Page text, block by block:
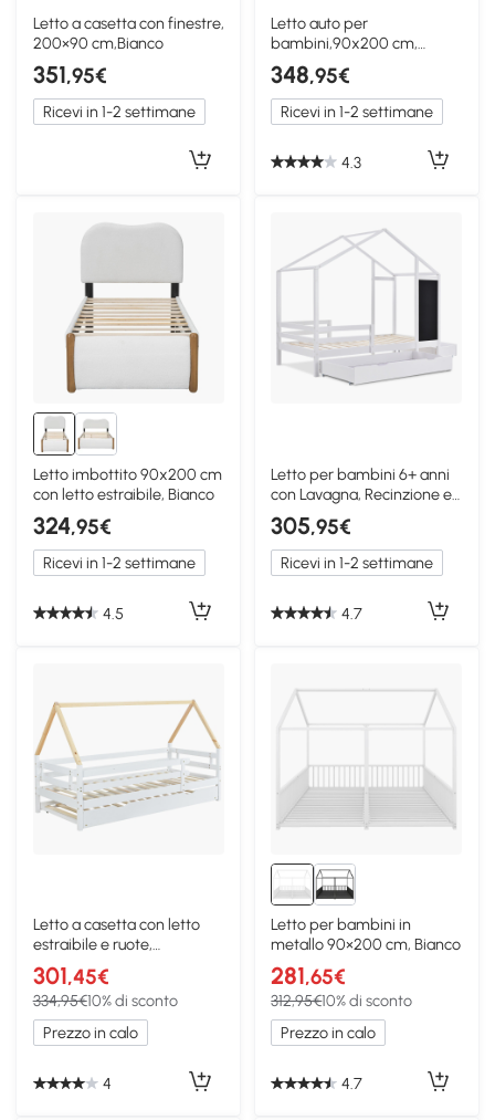
Letto a casetta con finestre,
200×90 cm,Bianco
351,95€
Ricevi in 1-2 settimane
Letto auto per
bambini,90x200 cm,
Bianco
348,95€
Ricevi in 1-2 settimane
4.3
Letto imbottito 90x200 cm
con letto estraibile, Bianco
324,95€
Ricevi in 1-2 settimane
4.5
Letto per bambini 6+ anni
con Lavagna, Recinzione e
Cassetti, 90x200 cm,
Bianco
305,95€
Ricevi in 1-2 settimane
4.7
Letto a casetta con letto
estraibile e ruote,
90x200&90x190 cm,
Bianco
301,45€
334,95€10% di sconto
Prezzo in calo
4
Letto per bambini in
metallo 90×200 cm, Bianco
281,65€
312,95€10% di sconto
Prezzo in calo
4.7